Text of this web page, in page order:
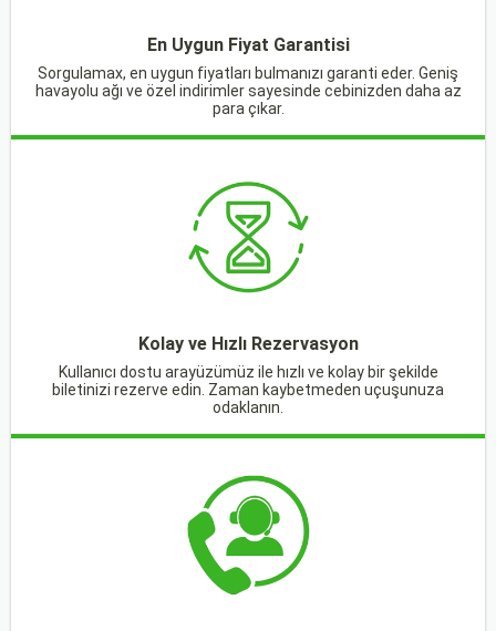
En Uygun Fiyat Garantisi
Sorgulamax, en uygun fiyatları bulmanızı garanti eder. Geniş
havayolu ağı ve özel indirimler sayesinde cebinizden daha az
para çıkar.
Kolay ve Hızlı Rezervasyon
Kullanıcı dostu arayüzümüz ile hızlı ve kolay bir şekilde
biletinizi rezerve edin. Zaman kaybetmeden uçuşunuza
odaklanın.